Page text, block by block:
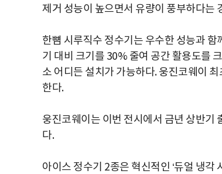
제거 성능이 높으면서 유량이 풍부하다는
한뼘 시루직수 정수기는 우수한 성능과
기 대비 크기를 30% 줄여 공간 활용도를
소 어디든 설치가 가능하다. 웅진코웨이
한다.
웅진코웨이는 이번 전시에서 금년 상반기
다.
아이스 정수기 2종은 혁신적인 ‘듀얼 냉각